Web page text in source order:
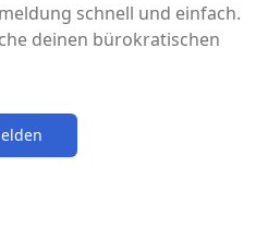
schnell und einfach.
deinen bürokratischen